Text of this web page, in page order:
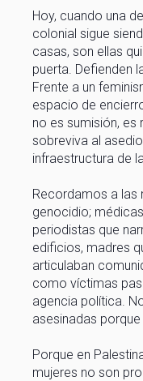
Hoy, cuando una
colonial sigue
casas, son ellas
puerta. Defienden
Frente a un
espacio de
no es sumisión, es
sobreviva al
infraestructura de
Recordamos a las
genocidio;
periodistas que
edificios, madres
articulaban
como víctimas
agencia política.
asesinadas
Porque en
mujeres no son